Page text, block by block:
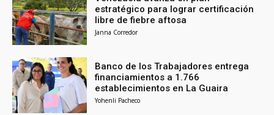
estratégico para lograr certificación
libre de fiebre aftosa
Janna Corredor
Banco de los Trabajadores entrega
financiamientos a 1.766
establecimientos en La Guaira
Yohenli Pacheco